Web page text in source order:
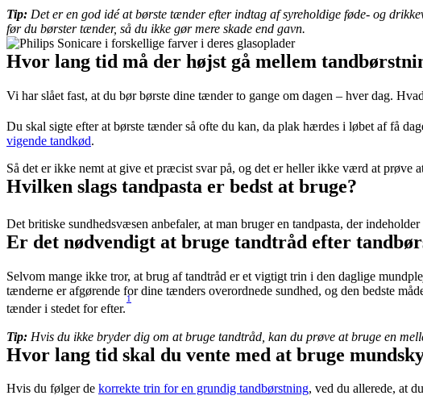
Tip: Det er en god idé at børste tænder efter indtag af syreholdige føde- og
før du børster tænder, så du ikke gør mere skade end gavn.
Hvor lang tid må der højst gå mellem
Vi har slået fast, at du bør børste dine tænder to gange om dagen – hver dag.
Du skal sigte efter at børste tænder så ofte du kan, da plak hærdes i løbet af få
vigende tandkød.
Så det er ikke nemt at give et præcist svar på, og det er heller ikke værd at prøve
Hvilken slags tandpasta er bedst at bruge?
Det britiske sundhedsvæsen anbefaler, at man bruger en tandpasta, der
Er det nødvendigt at bruge tandtråd efter
Selvom mange ikke tror, at brug af tandtråd er et vigtigt trin i den daglige
tænderne er afgørende for dine tænders overordnede sundhed, og den bedste
tænder i stedet for efter.
1
Tip: Hvis du ikke bryder dig om at bruge tandtråd, kan du prøve at bruge en
Hvor lang tid skal du vente med at bruge
Hvis du følger de korrekte trin for en grundig tandbørstning, ved du allerede, at